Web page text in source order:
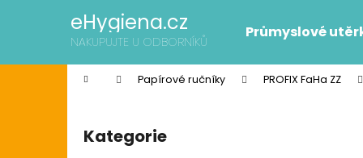
eHygiena.cz
NAKUPUJTE U ODBORNÍKŮ
Průmyslové
Domů Papírové ručníky PROFIX FaHa ZZ
Přeskočit
kategorie
Kategorie
í
Zpět
do
Zpět
do